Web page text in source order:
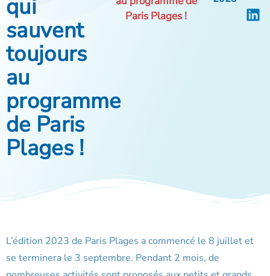
qui
sauvent
toujours
au
programme
de Paris
Plages !
Paris Plages !
L’édition 2023 de Paris Plages a commencé le 8 juillet et
se terminera le 3 septembre. Pendant 2 mois, de